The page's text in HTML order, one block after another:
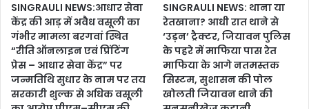
SINGRAULI NEWS:आधार सेवा
केंद्र की आड़ में अवैध वसूली का
गंभीर मामला बरगवां स्थित
“रीति ऑनलाइन एवं प्रिंटिंग
प्रेस – आधार सेवा केंद्र” पर
जन्मतिथि सुधार के नाम पर तय
सरकारी शुल्क से अधिक वसूली
SINGRAULI NEWS: थाना या
रेतखाना? आधी रात थाने से
‘उड़न’ ट्रैक्टर, जियावन पुलिस
के पहरे में माफिया पास रेत
माफिया के आगे नतमस्तक
सिस्टम, सुशासन की पोल
खोलती जियावन थाने की